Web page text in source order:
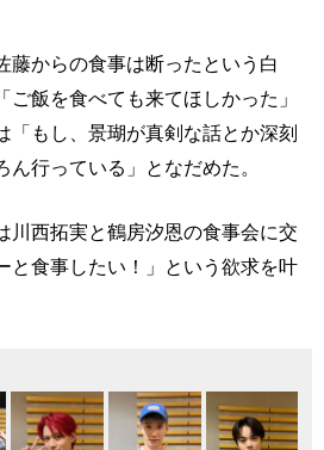
藤からの食事は断ったという白
飯を食べても来てほしかった」
「もし、景瑚が真剣な話とか深刻
行っている」となだめた。
川西拓実と鶴房汐恩の食事会に交
と食事したい！」という欲求を叶